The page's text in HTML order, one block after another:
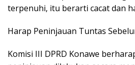
terpenuhi, itu berarti cacat dan
Harap Peninjauan Tuntas
Komisi III DPRD Konawe